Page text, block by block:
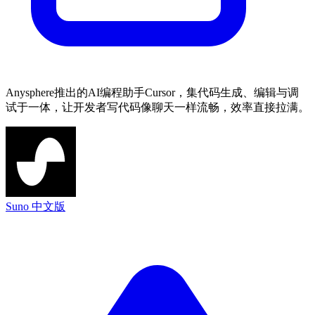
Anysphere推出的AI编程助手Cursor，集代码生成、编辑与调
试于一体，让开发者写代码像聊天一样流畅，效率直接拉满。
Suno 中文版